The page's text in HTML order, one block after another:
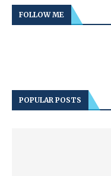
FOLLOW ME
POPULAR POSTS